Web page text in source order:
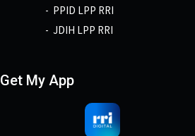
PPID LPP RRI
JDIH LPP RRI
Get My App